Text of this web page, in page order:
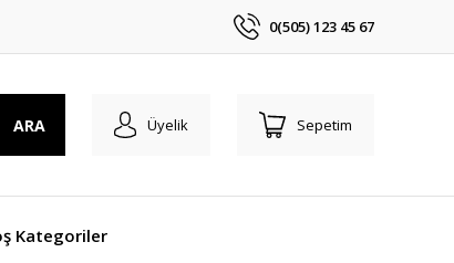
0(505) 123 45 67
ARA Üyelik Sepetim
Kategoriler